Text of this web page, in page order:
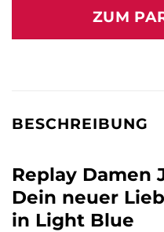
ZUM
BESCHREIBUNG
Replay Damen
Dein neuer
in Light Blue